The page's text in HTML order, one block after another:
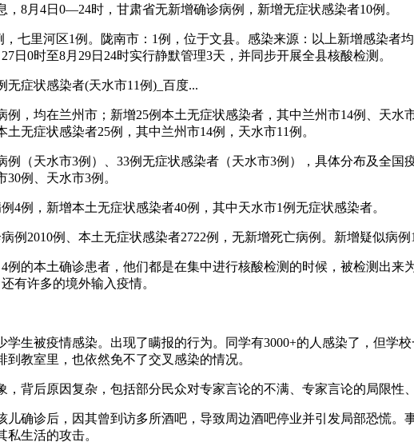
8月4日0—24时，甘肃省无新增确诊病例，新增无症状感染者10例。
，七里河区1例。陇南市：1例，位于文县。感染来源：以上新增感染
日0时至8月29日24时实行静默管理3天，并同步开展全县核酸检测。
无症状感染者(天水市11例)_百度...
，均在兰州市；新增25例本土无症状感染者，其中兰州市14例、天
无症状感染者25例，其中兰州市14例，天水市11例。
例（天水市3例）、33例无症状感染者（天水市3例），具体分布及全
例、天水市3例。
4例，新增本土无症状感染者40例，其中天水市1例无症状感染者。
例2010例、本土无症状感染者2722例，无新增死亡病例。新增疑似病例
例的本土确诊患者，他们都是在集中进行核酸检测的时候，被检测出
有许多的境外输入疫情。
学生被疫情感染。出现了瞒报的行为。同学有3000+的人感染了，但学
教室里，也依然免不了交叉感染的情况。
背后原因复杂，包括部分民众对专家言论的不满、专家言论的局限性
儿确诊后，因其曾到访多所酒吧，导致周边酒吧停业并引发局部恐慌
生活的攻击。